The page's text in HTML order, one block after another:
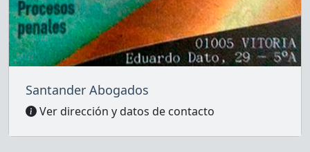
Santander Abogados
Ver dirección y datos de contacto